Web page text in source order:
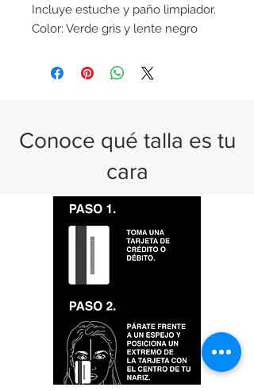
Incluye estuche y paño limpiador.
Color: Verde gris y lente negro
Conoce qué talla es tu
cara